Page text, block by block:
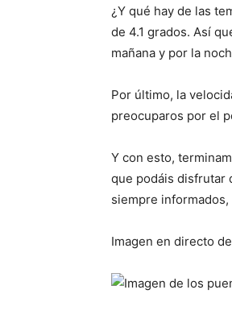
¿Y qué hay de las
de 4.1 grados. Así
mañana y por la
Por último, la
preocuparos por el
Y con esto,
que podáis disfrutar
siempre
Imagen en directo